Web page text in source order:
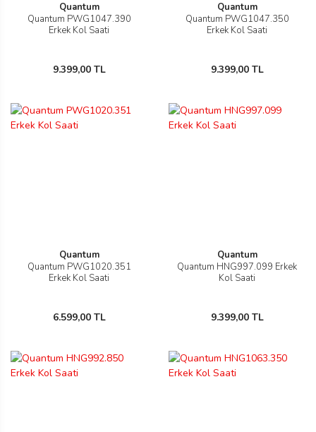
Quantum
Quantum PWG1047.390
Erkek Kol Saati
9.399,00 TL
Quantum
Quantum PWG1047.350
Erkek Kol Saati
9.399,00 TL
Quantum
Quantum PWG1020.351
Erkek Kol Saati
6.599,00 TL
Quantum
Quantum HNG997.099 Erkek
Kol Saati
9.399,00 TL